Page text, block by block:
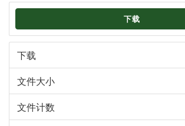
下载
下载
文件大小
文件计数